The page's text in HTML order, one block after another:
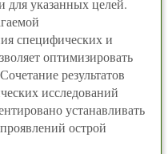
для указанных целей.
специфических и
оптимизировать
результатов
исследований
устанавливать
острой